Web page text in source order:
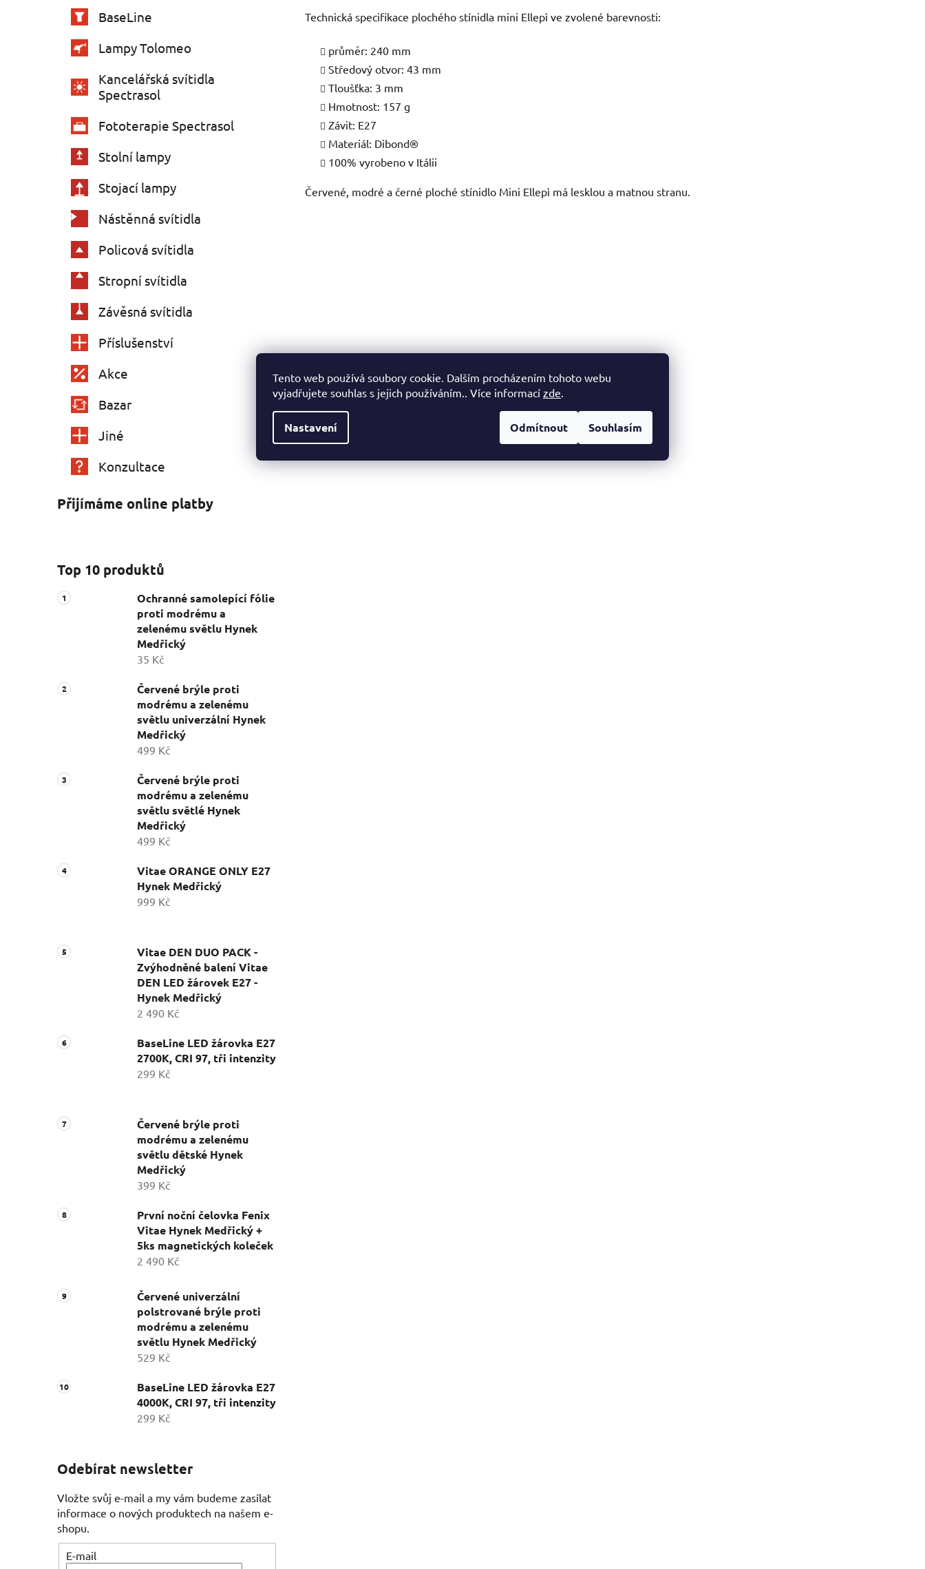
Tento web používá soubory cookie. Dalším procházením tohoto webu
vyjadřujete souhlas s jejich používáním.. Více informací zde
Nastavení Odmítnout Souhlasím
BaseLine
Lampy Tolomeo
Kancelářská svítidla
Spectrasol
Fototerapie Spectrasol
Stolní lampy
Stojací lampy
Nástěnná svítidla
Policová svítidla
Stropní svítidla
Závěsná svítidla
Příslušenství
Akce
Bazar
Jiné
Konzultace
Přijímáme online platby
Top 10 produktů
Ochranné samolepící fólie
proti modrému a
zelenému světlu Hynek
Medřický
35 Kč
Červené brýle proti
modrému a zelenému
světlu univerzální Hynek
Medřický
499 Kč
Červené brýle proti
modrému a zelenému
světlu světlé Hynek
Medřický
499 Kč
Vitae ORANGE ONLY E27
Hynek Medřický
999 Kč
Vitae DEN DUO PACK -
Zvýhodněné balení Vitae
DEN LED žárovek E27 -
Hynek Medřický
2 490 Kč
BaseLine LED žárovka E27
2700K, CRI 97, tři intenzity
299 Kč
Červené brýle proti
modrému a zelenému
světlu dětské Hynek
Medřický
399 Kč
První noční čelovka Fenix
Vitae Hynek Medřický +
5ks magnetických koleček
2 490 Kč
Červené univerzální
polstrované brýle proti
modrému a zelenému
světlu Hynek Medřický
529 Kč
BaseLine LED žárovka E27
4000K, CRI 97, tři intenzity
299 Kč
Odebírat newsletter
Vložte svůj e-mail a my vám budeme zasílat
informace o nových produktech na našem e-
shopu.
E-mail
Technická specifikace plochého stínidla mini Ellepì ve zvolené barevnosti:
průměr: 240 mm
Středový otvor: 43 mm
Tloušťka: 3 mm
Hmotnost: 157 g
Závit: E27
Materiál: Dibond®
100% vyrobeno v Itálii
Červené, modré a černé ploché stínidlo Mini Ellepì má lesklou a matnou stranu.